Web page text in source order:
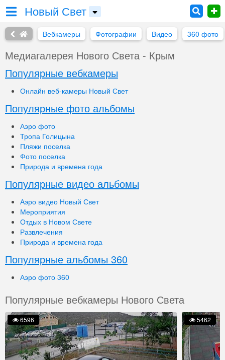
Новый Свет
Вебкамеры Фотографии Видео 360 фото
Медиагалерея Нового Света - Крым
Популярные вебкамеры
Онлайн веб-камеры Новый Свет
Популярные фото альбомы
Аэро фото
Тропа Голицына
Пляжи поселка
Фото поселка
Природа и времена года
Популярные видео альбомы
Аэро видео Новый Свет
Мероприятия
Отдых в Новом Свете
Развлечения
Природа и времена года
Популярные альбомы 360
Аэро фото 360
Популярные вебкамеры Нового Света
6596 5462